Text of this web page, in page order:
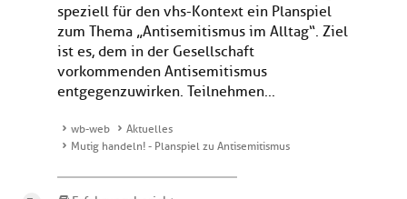
speziell für den vhs-Kontext ein Planspiel
zum Thema „Antisemitismus im Alltag“. Ziel
ist es, dem in der Gesellschaft
vorkommenden Antisemitismus
entgegenzuwirken. Teilnehmen...
wb-web
Aktuelles
Mutig handeln! - Planspiel zu Antisemitismus